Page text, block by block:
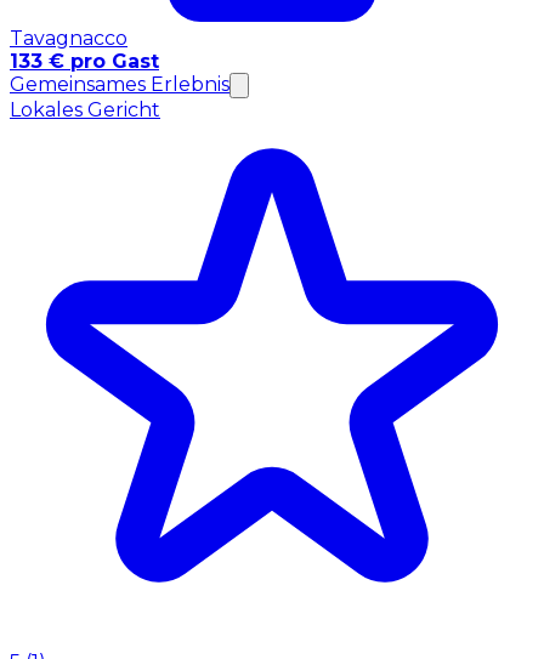
Tavagnacco
133 € pro Gast
Gemeinsames Erlebnis
Lokales Gericht